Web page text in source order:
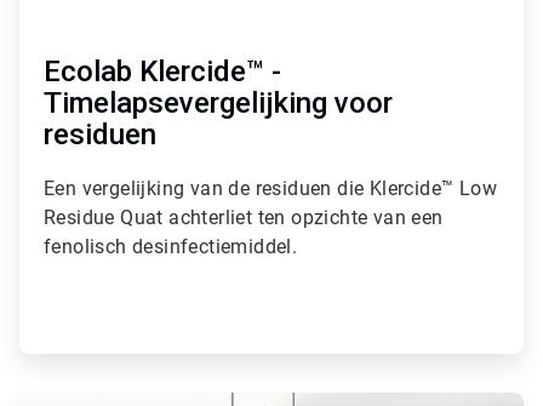
Ecolab Klercide™ -
Timelapsevergelijking voor
residuen
Een vergelijking van de residuen die Klercide™ Low
Residue Quat achterliet ten opzichte van een
fenolisch desinfectiemiddel.